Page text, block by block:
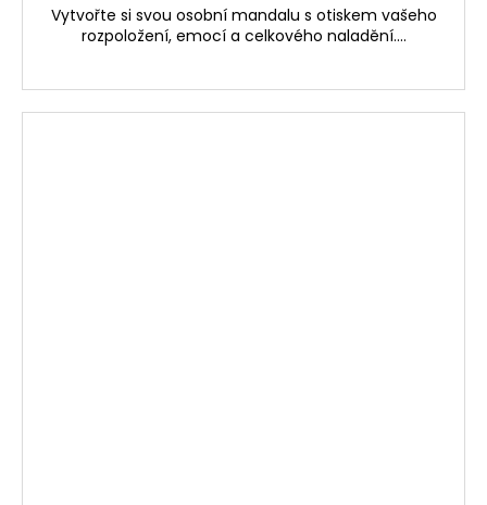
Vytvořte si svou osobní mandalu s otiskem vašeho
rozpoložení, emocí a celkového naladění....